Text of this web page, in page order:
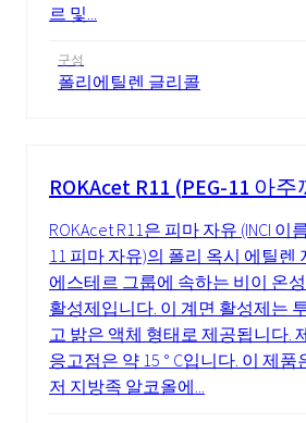
르 및...
구성
폴리에틸렌 글리콜
ROKAcet R11 (PEG-11 아
ROKAcet R11은 피마 자유 (INCI 이
11 피마 자유)의 폴리 옥시 에틸렌
에스테르 그룹에 속하는 비이 온
활성제입니다. 이 계면 활성제는
고 밝은 액체 형태로 제공됩니다.
응고점은 약 15 ° C입니다. 이 제품
저 지방족 알코올에...